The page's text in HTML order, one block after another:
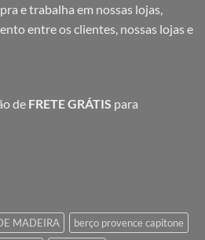
e trabalha em nossas lojas,
entre os clientes, nossas lojas e
de FRETE GRÁTIS para
MADEIRA
berço provence capitone